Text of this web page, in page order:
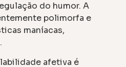
do humor. A
polimorfa e
maníacas,
afetiva é